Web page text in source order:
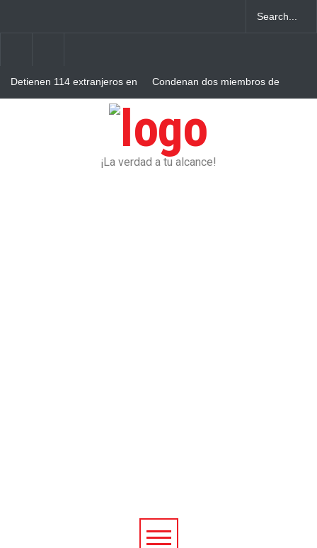
Detienen 114 extranjeros en
irregular en La Altagracia
Condenan dos miembros de
narcotráfico y lavado
de Macorís
Aplazan por segunda vez
¡La verdad a tu alcance!